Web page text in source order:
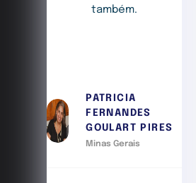
também.
PATRICIA
FERNANDES
GOULART PIRES
Minas Gerais